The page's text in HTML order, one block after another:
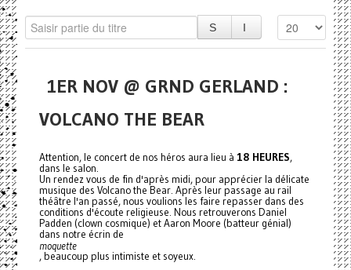
1ER NOV @ GRND GERLAND :
VOLCANO THE BEAR
Attention, le concert de nos héros aura lieu à 18 HEURES,
dans le salon.
Un rendez vous de fin d'après midi, pour apprécier la délicate
musique des Volcano the Bear. Après leur passage au rail
théâtre l'an passé, nous voulions les faire repasser dans des
conditions d'écoute religieuse. Nous retrouverons Daniel
Padden (clown cosmique) et Aaron Moore (batteur génial)
dans notre écrin de
moquette
, beaucoup plus intimiste et soyeux.